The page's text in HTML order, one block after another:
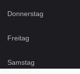
Donnerstag
Freitag
Samstag